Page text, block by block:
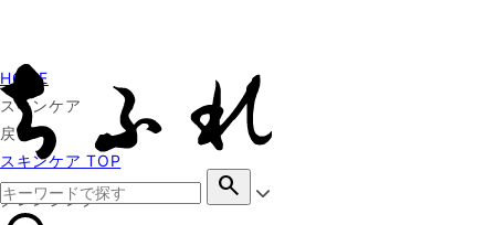
search
HOME
スキンケア
戻る
スキンケア TOP
クレンジング